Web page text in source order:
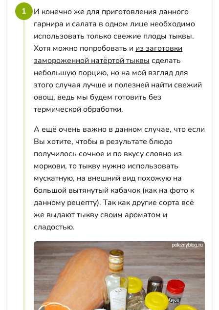
1
И конечно же для приготовления данного
гарнира и салата в одном лице необходимо
использовать только свежие плоды тыквы.
Хотя можно попробовать и из заготовки
замороженной натёртой тыквы сделать
небольшую порцию, но на мой взгляд для
этого случая лучше и полезней найти свежий
овощ, ведь мы будем готовить без
термической обработки.
А ещё очень важно в данном случае, что если
Вы хотите, чтобы в результате блюдо
получилось сочное и по вкусу словно из
моркови, то тыкву нужно использовать
мускатную, на внешний вид похожую на
большой вытянутый кабачок (как на фото к
данному рецепту). Так как другие сорта всё
же выдают тыкву своим ароматом и
сладостью.